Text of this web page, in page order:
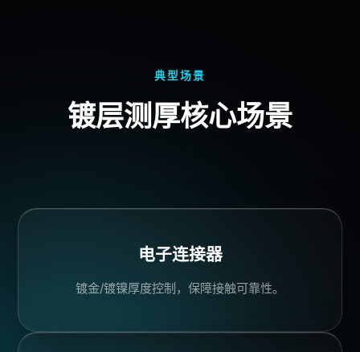
典型场景
镀层测厚核心场景
电子连接器
镀金/镀镍厚度控制，保障接触可靠性。